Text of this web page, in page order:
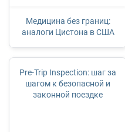
Медицина без границ:
аналоги Цистона в США
Pre-Trip Inspection: шаг за
шагом к безопасной и
законной поездке